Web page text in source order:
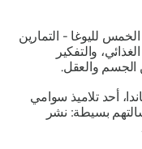
لليوغا - التمارين
والتفكير
الجسم والعقل.
أحد تلاميذ سوامي
بسيطة: نشر